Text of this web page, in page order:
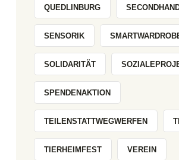
QUEDLINBURG
SENSORIK
SOLIDARITÄT
SPENDENAKTION
TEILENSTATTWEGWERFEN
TIERHEIMFEST VEREIN